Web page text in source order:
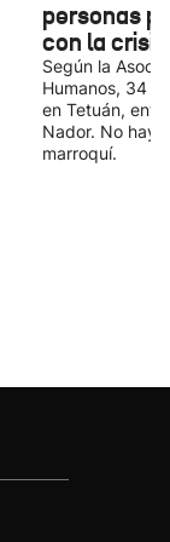
personas
con la
Según la
Humanos, 34
en Tetuán,
Nador. No hay
marroquí.